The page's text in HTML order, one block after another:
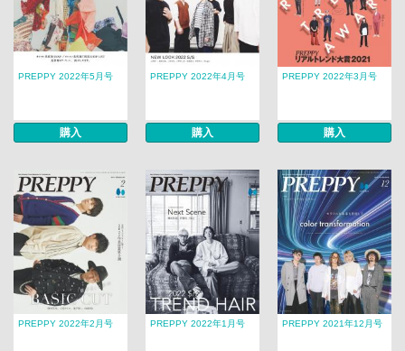
PREPPY 2022年5月号
購入
PREPPY 2022年4月号
購入
PREPPY 2022年3月号
購入
PREPPY 2022年2月号 PREPPY 2022年1月号 PREPPY 2021年12月号